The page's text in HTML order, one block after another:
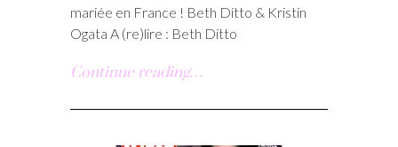
mariée en France ! Beth Ditto & Kristin
Ogata A (re)lire : Beth Ditto
Continue reading…